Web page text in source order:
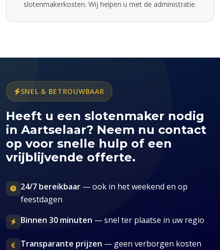
slotenmakerkosten. Wij helpen u met de administratie.
SNEL & BETROUWBAAR
Heeft u een slotenmaker nodig
in Aartselaar? Neem nu contact
op voor snelle hulp of een
vrijblijvende offerte.
24/7 bereikbaar — ook in het weekend en op
feestdagen
Binnen 30 minuten — snel ter plaatse in uw regio
Transparante prijzen — geen verborgen kosten